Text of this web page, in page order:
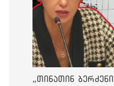
„თინათინ